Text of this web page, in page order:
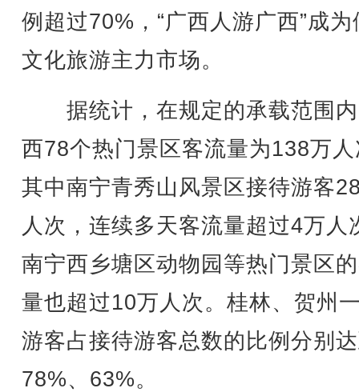
例超过70%，“广西人游广西”成为
文化旅游主力市场。
据统计，在规定的承载范围
西78个热门景区客流量为138万
其中南宁青秀山风景区接待游客
人次，连续多天客流量超过4万人
南宁西乡塘区动物园等热门景区
量也超过10万人次。桂林、贺州
游客占接待游客总数的比例分别
78%、63%。